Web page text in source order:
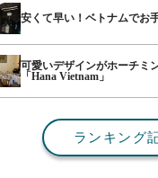
安くて早い！ベトナムでお
可愛いデザインがホーチミ
「Hana Vietnam」
ランキング